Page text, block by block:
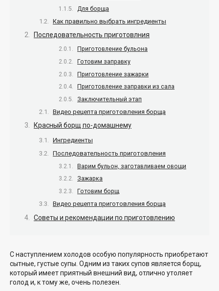
Для борща
Как правильно выбрать ингредиенты
Последовательность приготовлния
Приготовление бульона
Готовим заправку
Приготовление зажарки
Приготовление заправки из сала
Заключительный этап
Видео рецепта приготовления борща
Красный борщ по-домашнему
Ингредиенты
Последовательность приготовления
Варим бульон, заготавливаем овощи
Зажарка
Готовим борщ
Видео рецепта приготовления борща
Советы и рекомендации по приготовлению
С наступлением холодов особую популярность приобретают
сытные, густые супы. Одним из таких супов является борщ,
который имеет приятный внешний вид, отлично утоляет
голод и, к тому же, очень полезен.